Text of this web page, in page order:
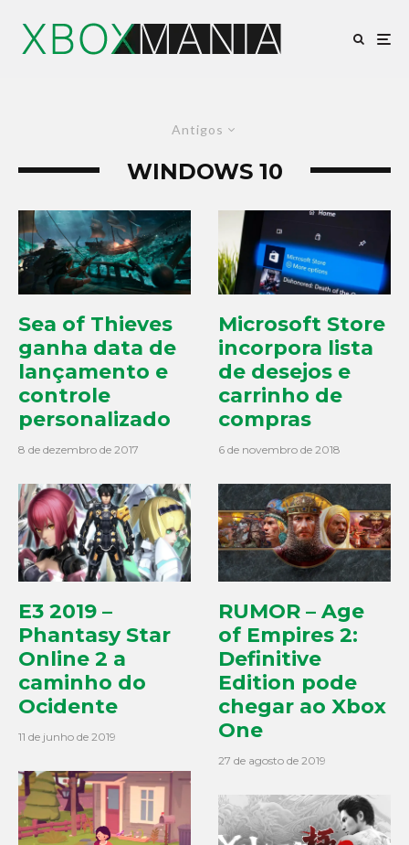
Antigos
WINDOWS 10
Sea of Thieves
ganha data de
lançamento e
controle
personalizado
8 de dezembro de 2017
E3 2019 –
Phantasy Star
Online 2 a
caminho do
Ocidente
11 de junho de 2019
Microsoft Store
incorpora lista
de desejos e
carrinho de
compras
6 de novembro de 2018
RUMOR – Age
of Empires 2:
Definitive
Edition pode
chegar ao Xbox
One
27 de agosto de 2019